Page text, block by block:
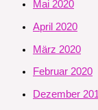
Mai 2020
April 2020
März 2020
Februar 2020
Dezember